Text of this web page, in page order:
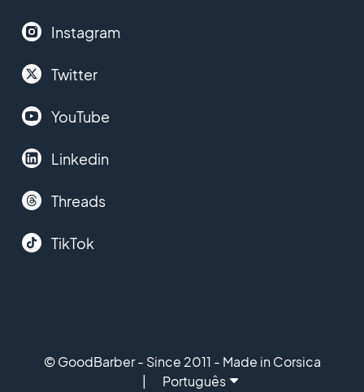
Instagram
Twitter
YouTube
Linkedin
Threads
TikTok
© GoodBarber - Since 2011 - Made in Corsica
Português